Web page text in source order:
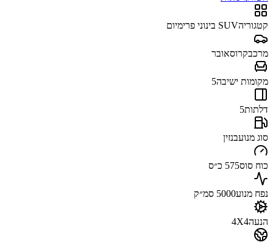
קטגוריהSUV בינוני פרימיום
מרכבקרוסאובר
מקומות ישיבה5
דלתות5
סוג מנועבנזין
כוח סוס575 כ״ס
נפח מנוע5000 סמ״ק
הנעה4X4